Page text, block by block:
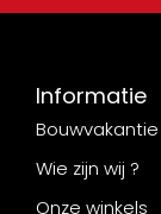
Informatie
Bouwvakantie
Wie zijn wij ?
Onze winkels